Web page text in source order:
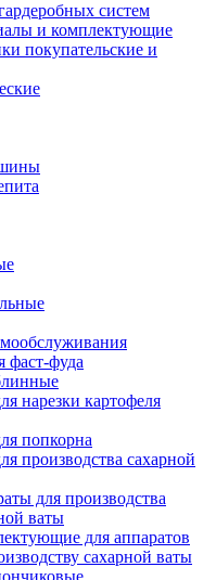
систем
и комплектующие
покупательские и
фаст-фуда
нарезки картофеля
попкорна
производства сахарной
для производства
ваты
для аппаратов
сахарной ваты